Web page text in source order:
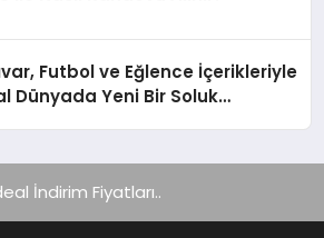
Futbol ve Eğlence İçerikleriyle
Dünyada Yeni Bir Soluk
İndirim Fiyatları..